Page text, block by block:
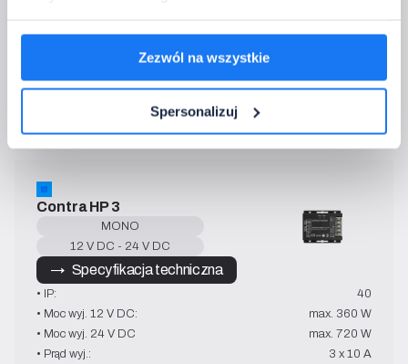
Zezwól na wszystkie
Spersonalizuj
• Moc wyj. 12 V DC:
max. 72 W
• Prąd wyj.:
6 A
Contra HP 3
MONO
12 V DC - 24 V DC
→   Specyfikacja techniczna
• IP:
40
• Moc wyj. 12 V DC:
max. 360 W
• Moc wyj. 24 V DC
max. 720 W
• Prąd wyj.:
3 x 10 A